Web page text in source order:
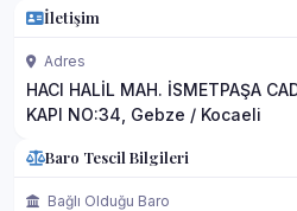
İletişim
Adres
HACI HALİL MAH. İSMETPAŞA
KAPI NO:34, Gebze / Kocaeli
Baro Tescil Bilgileri
Bağlı Olduğu Baro